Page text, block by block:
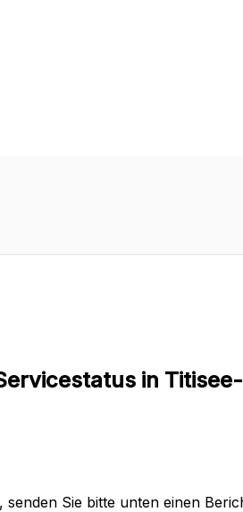
in
Sie bitte unten einen